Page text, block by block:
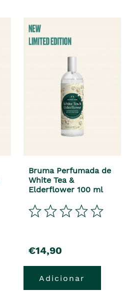
Bruma Perfumada de
White Tea &
Elderflower 100 ml
€14,90
Adicionar